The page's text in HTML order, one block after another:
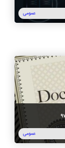
عمومی
عمومی